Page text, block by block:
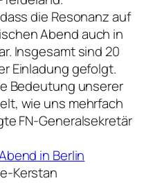
die Resonanz auf
Abend auch in
Insgesamt sind 20
Einladung gefolgt.
Bedeutung unserer
wie uns mehrfach
FN-Generalsekretär
in Berlin
Kerstan